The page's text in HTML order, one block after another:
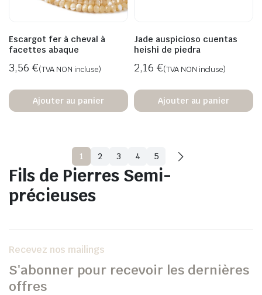
Escargot fer à cheval à
facettes abaque
3,56 €(TVA NON incluse)
Ajouter au panier
Jade auspicioso cuentas
heishi de piedra
2,16 €(TVA NON incluse)
Ajouter au panier
1 2 3 4 5
Fils de Pierres Semi-
précieuses
Recevez nos mailings
S'abonner pour recevoir les dernières
offres